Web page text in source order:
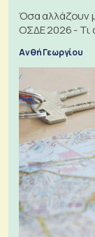
Όσα αλλάζουν
ΟΣΔΕ 2026 - Τι
Ανθή Γεωργίου